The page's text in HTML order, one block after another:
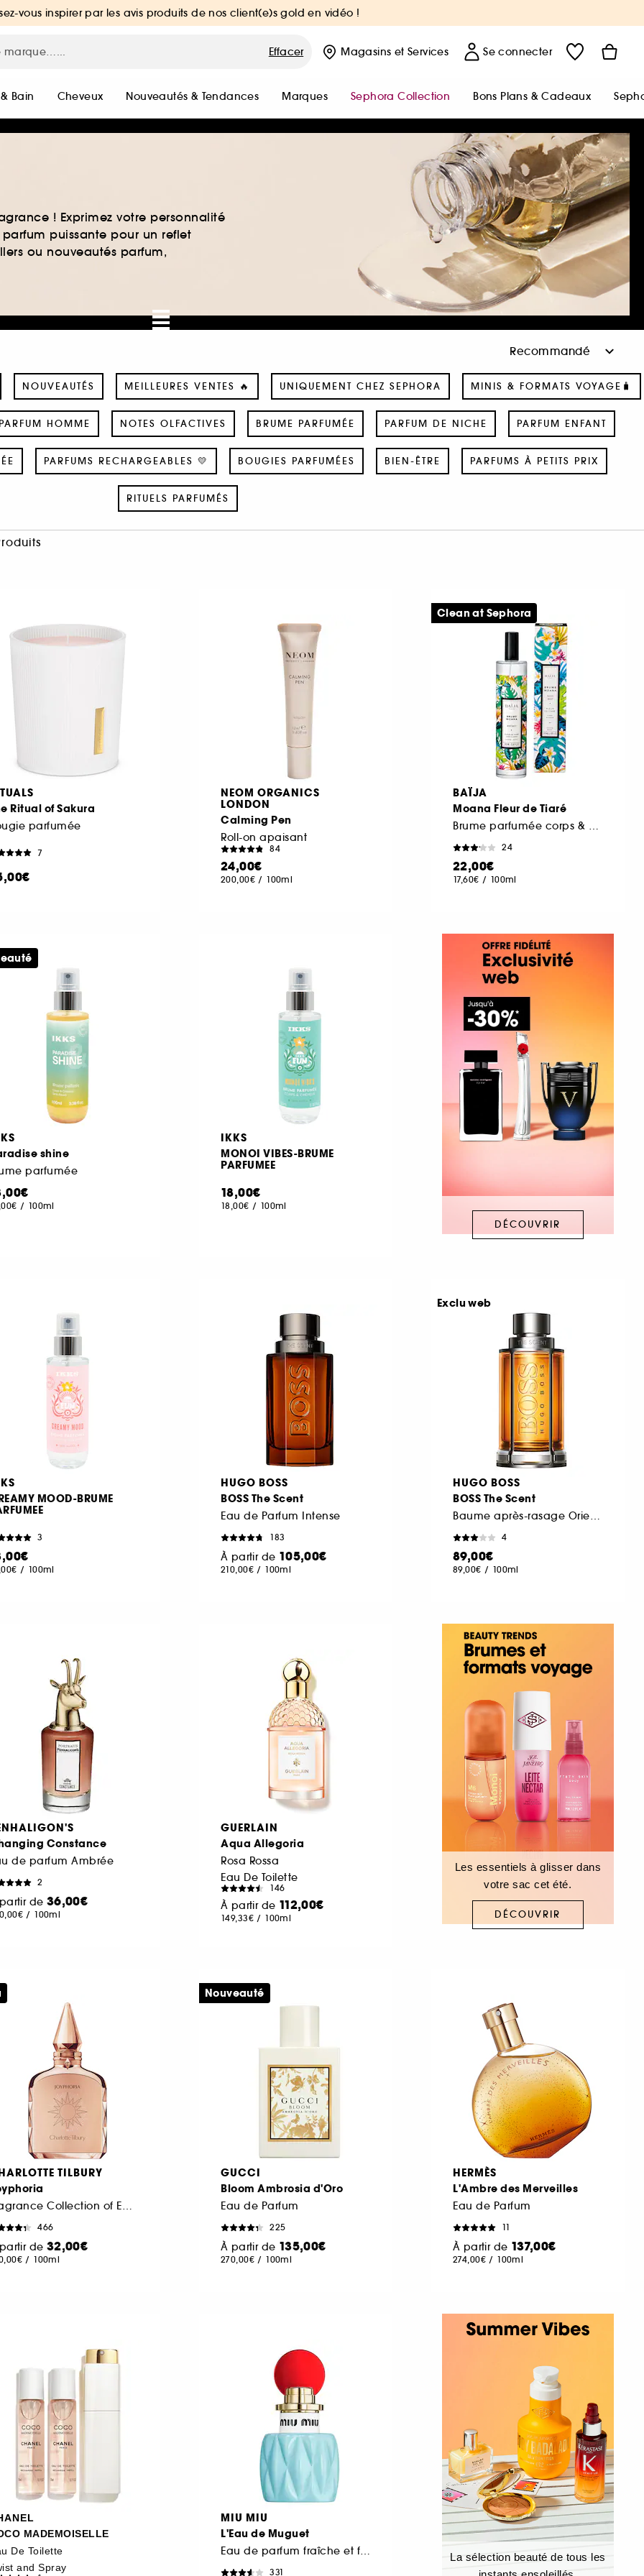
vous inspirer par les avis produits de nos client(e)s gold en vidéo !
Effacer Magasins et Services Se connecter
Bain Cheveux Nouveautés & Tendances Marques Sephora Collection Bons Plans & Cadeaux
! Exprimez votre personnalité
puissante pour un reflet
ou nouveautés parfum,
NOUVEAUTÉS MEILLEURES VENTES 🔥 UNIQUEMENT CHEZ SEPHORA MINIS & FORMATS VOYAGE🧳
PARFUM HOMME NOTES OLFACTIVES BRUME PARFUMÉE PARFUM DE NICHE PARFUM ENFANT
PARFUMS RECHARGEABLES 💛 BOUGIES PARFUMÉES BIEN-ÊTRE PARFUMS À PETITS PRIX
RITUELS PARFUMÉS
Ritual of Sakura
parfumée
7
NEOM ORGANICS
LONDON
Calming Pen
Roll-on apaisant
84
24,00€
200,00€ / 100ml
BAÏJA
Moana Fleur de Tiaré
24
22,00€
17,60€ / 100ml
Clean at Sephora
shine
parfumée
/ 100ml
IKKS
MONOI VIBES-BRUME
PARFUMEE
18,00€
18,00€ / 100ml
DÉCOUVRIR
MOOD-BRUME
3
/ 100ml
HUGO BOSS
BOSS The Scent
Eau de Parfum Intense
183
À partir de 105,00€
210,00€ / 100ml
HUGO BOSS
BOSS The Scent
4
89,00€
89,00€ / 100ml
Exclu web
Constance
de parfum Ambrée
2
de 36,00€
/ 100ml
GUERLAIN
Aqua Allegoria
Rosa Rossa
Eau De Toilette
146
À partir de 112,00€
149,33€ / 100ml
Les essentiels à glisser dans
votre sac cet été.
DÉCOUVRIR
TILBURY
466
de 32,00€
/ 100ml
GUCCI
Bloom Ambrosia d'Oro
Eau de Parfum
225
À partir de 135,00€
270,00€ / 100ml
Nouveauté
HERMÈS
L'Ambre des Merveilles
Eau de Parfum
11
À partir de 137,00€
274,00€ / 100ml
MADEMOISELLE
De Toilette
and Spray
MIU MIU
L'Eau de Muguet
331
La sélection beauté de tous les